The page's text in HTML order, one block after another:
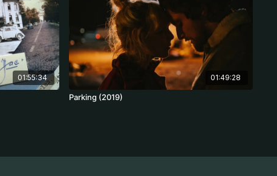
01:55:34 01:49:28
Parking (2019)